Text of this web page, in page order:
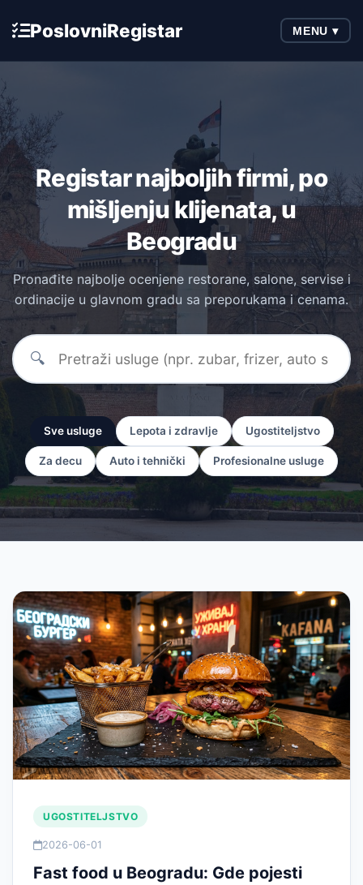
PoslovniRegistar MENU ▾
Registar najboljih firmi, po
mišljenju klijenata, u
Beogradu
Pronađite najbolje ocenjene restorane, salone, servise i
ordinacije u glavnom gradu sa preporukama i cenama.
🔍
Sve usluge Lepota i zdravlje Ugostiteljstvo
Za decu Auto i tehnički Profesionalne usluge
UGOSTITELJSTVO
2026-06-01
Fast food u Beogradu: Gde pojesti